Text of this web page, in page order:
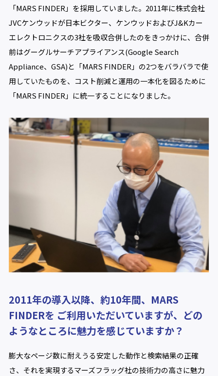
「MARS FINDER」を採用していました。2011年に株式会社
JVCケンウッドが日本ビクター、ケンウッドおよびJ&Kカー
エレクトロニクスの3社を吸収合併したのをきっかけに、合併
前はグーグルサーチアプライアンス(Google Search
Appliance、GSA)と「MARS FINDER」の2つをバラバラで使
用していたものを、コスト削減と運用の一本化を図るために
「MARS FINDER」に統一することになりました。
2011年の導入以降、約10年間、MARS
FINDERを ご利用いただいていますが、どの
ようなところに魅力を感じていますか？
膨大なページ数に耐えうる安定した動作と検索結果の正確
さ、それを実現するマーズフラッグ社の技術力の高さに魅力